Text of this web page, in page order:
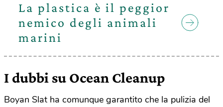
La plastica è il peggior
nemico degli animali
marini
I dubbi su Ocean Cleanup
Boyan Slat ha comunque garantito che la pulizia del